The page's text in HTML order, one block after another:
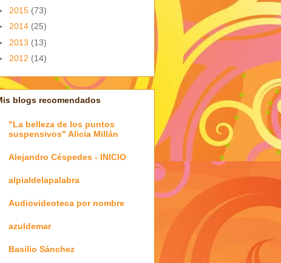
2015 (73)
2014 (25)
2013 (13)
2012 (14)
blogs recomendados
"La belleza de los puntos
suspensivos" Alicia Millán
Alejandro Céspedes - INICIO
alpialdelapalabra
Audiovideoteca por nombre
azuldemar
Basilio Sánchez